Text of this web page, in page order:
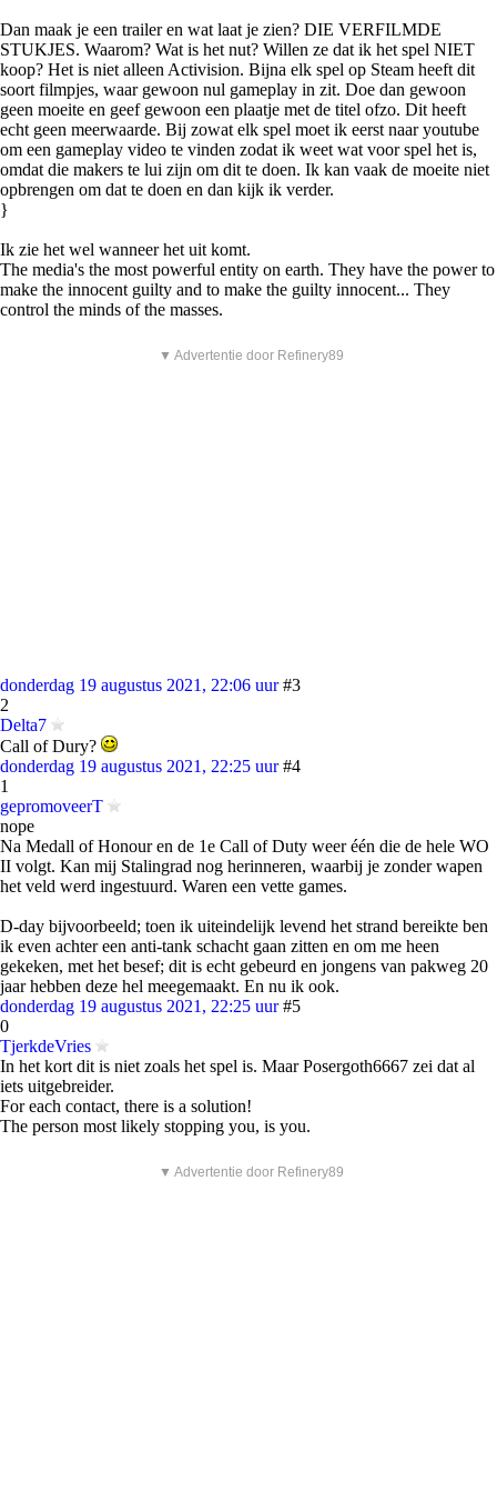
Dan maak je een trailer en wat laat je zien? DIE VERFILMDE
STUKJES. Waarom? Wat is het nut? Willen ze dat ik het spel NIET
koop? Het is niet alleen Activision. Bijna elk spel op Steam heeft dit
soort filmpjes, waar gewoon nul gameplay in zit. Doe dan gewoon
geen moeite en geef gewoon een plaatje met de titel ofzo. Dit heeft
echt geen meerwaarde. Bij zowat elk spel moet ik eerst naar youtube
om een gameplay video te vinden zodat ik weet wat voor spel het is,
omdat die makers te lui zijn om dit te doen. Ik kan vaak de moeite niet
opbrengen om dat te doen en dan kijk ik verder.
}
Ik zie het wel wanneer het uit komt.
The media's the most powerful entity on earth. They have the power to
make the innocent guilty and to make the guilty innocent... They
control the minds of the masses.
▼ Advertentie door Refinery89
donderdag 19 augustus 2021, 22:06 uur #3
2
Delta7
Call of Dury?
donderdag 19 augustus 2021, 22:25 uur #4
1
gepromoveerT
nope
Na Medall of Honour en de 1e Call of Duty weer één die de hele WO
II volgt. Kan mij Stalingrad nog herinneren, waarbij je zonder wapen
het veld werd ingestuurd. Waren een vette games.
D-day bijvoorbeeld; toen ik uiteindelijk levend het strand bereikte ben
ik even achter een anti-tank schacht gaan zitten en om me heen
gekeken, met het besef; dit is echt gebeurd en jongens van pakweg 20
jaar hebben deze hel meegemaakt. En nu ik ook.
donderdag 19 augustus 2021, 22:25 uur #5
0
TjerkdeVries
In het kort dit is niet zoals het spel is. Maar Posergoth6667 zei dat al
iets uitgebreider.
For each contact, there is a solution!
The person most likely stopping you, is you.
▼ Advertentie door Refinery89